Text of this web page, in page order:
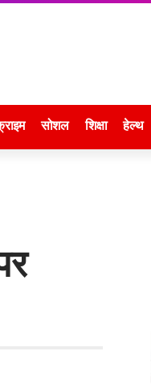
सोशल शिक्षा हेल्थ